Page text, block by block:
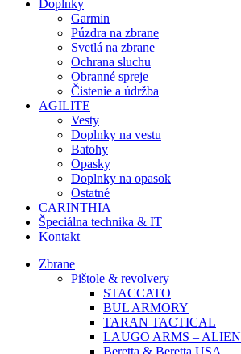
Doplnky
Garmin
Púzdra na zbrane
Svetlá na zbrane
Ochrana sluchu
Obranné spreje
Čistenie a údržba
AGILITE
Vesty
Doplnky na vestu
Batohy
Opasky
Doplnky na opasok
Ostatné
CARINTHIA
Špeciálna technika & IT
Kontakt
Zbrane
Pištole & revolvery
STACCATO
BUL ARMORY
TARAN TACTICAL
LAUGO ARMS – ALIEN
Beretta & Beretta USA